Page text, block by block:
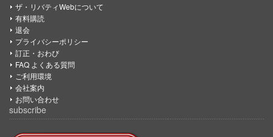
ザ・リバティWebについて
有料購読
退会
プライバシーポリシー
訂正・おわび
FAQ よくある質問
ご利用環境
会社案内
お問い合わせ
subscribe